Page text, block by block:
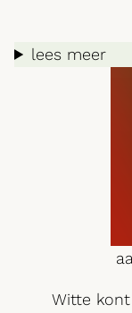
lees meer
Witte